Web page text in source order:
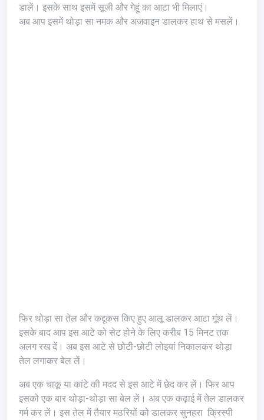
डालें। इसके साथ इसमें सूजी और गेहूं का आटा भी मिलाएं।
अब आप इसमें थोड़ा सा नमक और अजवाइन डालकर हाथ से मसलें।
फिर थोड़ा सा तेल और कद्दूकस किए हुए आलू डालकर आटा गूंथ लें।
इसके बाद आप इस आटे को सेट होने के लिए करीब 15 मिनट तक
अलग रख दें। अब इस आटे से छोटी-छोटी लोइयां निकालकर थोड़ा
तेल लगाकर बेल लें।
अब एक चाकू या कांटे की मदद से इस आटे में छेद कर लें। फिर आप
इसको एक बार थोड़ा-थोड़ा सा बेल लें। अब एक कढ़ाई में तेल डालकर
गर्म कर लें। इस तेल में तैयार मठरियों को डालकर सुनहरा क्रिस्पी